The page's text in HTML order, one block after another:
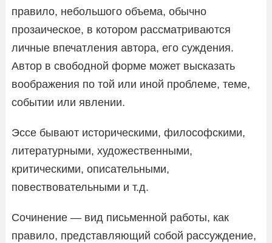
правило, небольшого объема, обычно
прозаическое, в котором рассматриваются
личные впечатления автора, его суждения.
Автор в свободной форме может высказать
воображения по той или иной проблеме, теме,
событии или явлении.
Эссе бывают историческими, философскими,
литературными, художественными,
критическими, описательными,
повествовательными и т.д.
Сочинение — вид письменной работы, как
правило, представляющий собой рассуждение,